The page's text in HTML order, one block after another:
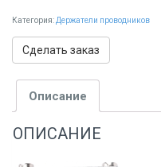
Категория: Держатели проводников
Сделать заказ
Описание
ОПИСАНИЕ